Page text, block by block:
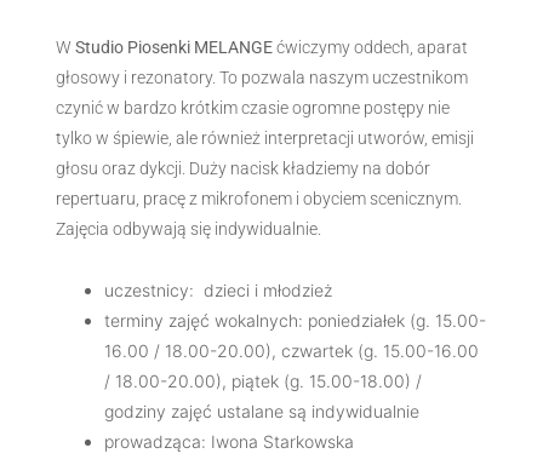
W Studio Piosenki MELANGEćwiczymy oddech, aparat
głosowy i rezonatory. To pozwala naszym uczestnikom
czynić w bardzo krótkim czasie ogromne postępy nie
tylko w śpiewie, ale również interpretacji utworów, emisji
głosu oraz dykcji. Duży nacisk kładziemy na dobór
repertuaru, pracę z mikrofonem i obyciem scenicznym.
Zajęcia odbywają się indywidualnie.
uczestnicy: dzieci i młodzież
terminy zajęć wokalnych: poniedziałek (g. 15.00-
16.00 / 18.00-20.00), czwartek (g. 15.00-16.00
/ 18.00-20.00), piątek (g. 15.00-18.00) /
godziny zajęć ustalane są indywidualnie
prowadząca: Iwona Starkowska